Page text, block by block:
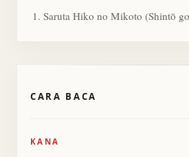
Saruta Hiko no Mikoto (Shintō
CARA BACA
KANA